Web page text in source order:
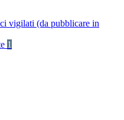
vigilati (da pubblicare in
1